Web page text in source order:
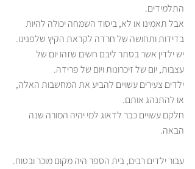
התלמידים.
אבל תאמינו או לא, ביסוד השמחה יכולה להיות
בדידות ותחושה של חרדה לקראת הקיץ שלפנינו.
יש ילדין אשר בסתר ליבם חשים שזהו יום של
עצבות, יום של זיכרונות ויום של פרידה.
ילדים צעירים עשויים להביע את המחשבות האלה,
או להתנהג אותם.
חלקם עשויים כבר לדאוג למי יהיה המורה שנה
הבאה.
עבור ילדים רבים, בית הספר היה מקום מוכר ובטוח.